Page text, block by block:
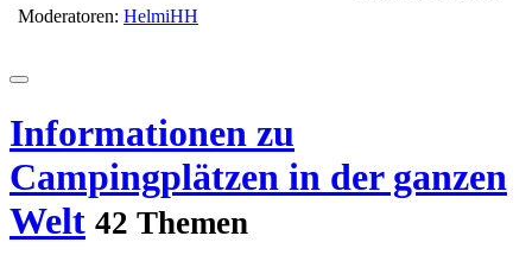
Moderatoren: HelmiHH
Informationen zu
Campingplätzen in der ganzen
Welt 42 Themen